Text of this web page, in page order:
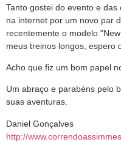
Tanto gostei do evento e
na internet por um novo par
recentemente o modelo
meus treinos longos, espero
Acho que fiz um bom papel
Um abraço e parabéns pelo
suas aventuras.
Daniel Gonçalves
http://